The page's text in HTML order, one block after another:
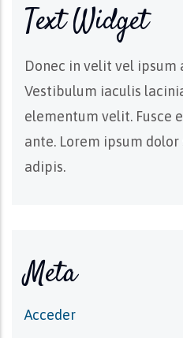
Text Widget
Donec in velit vel ipsum
Vestibulum iaculis
elementum velit. Fusce
ante. Lorem ipsum
adipis.
Meta
Acceder